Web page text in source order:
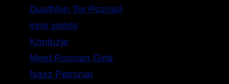
Duathlon Tor Poznań
inne sporty
Kontuzje
Meet Russian Girls
Nasz Patronat